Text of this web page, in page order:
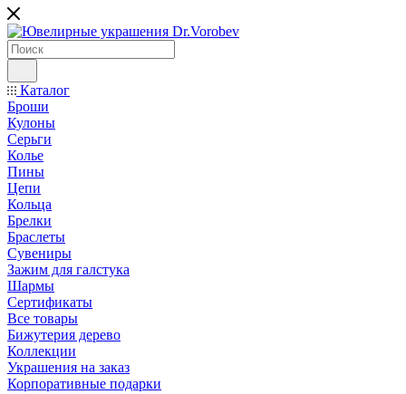
Каталог
Броши
Кулоны
Серьги
Колье
Пины
Цепи
Кольца
Брелки
Браслеты
Сувениры
Зажим для галстука
Шармы
Сертификаты
Все товары
Бижутерия дерево
Коллекции
Украшения на заказ
Корпоративные подарки